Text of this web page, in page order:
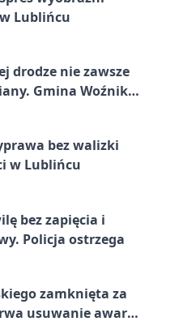
Lublińcu
drodze nie zawsze
Gmina Woźniki
bez walizki
w Lublińcu
bez zapięcia i
Policja ostrzega
zamknięta za
usuwanie awarii